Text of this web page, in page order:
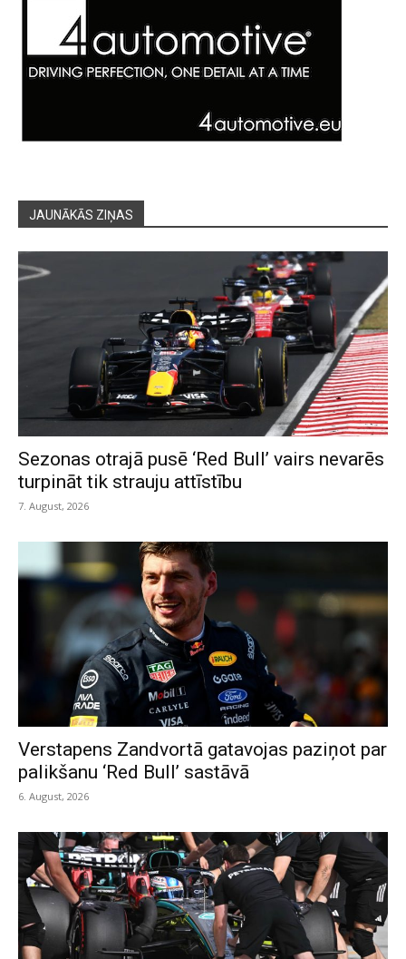
JAUNĀKĀS ZIŅAS
Sezonas otrajā pusē ‘Red Bull’ vairs nevarēs
turpināt tik strauju attīstību
7. August, 2026
Verstapens Zandvortā gatavojas paziņot par
palikšanu ‘Red Bull’ sastāvā
6. August, 2026